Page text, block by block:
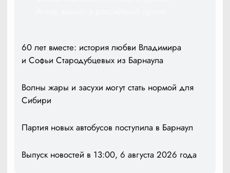
60 лет вместе: история любви Владимира
и Софьи Стародубцевых из Барнаула
Волны жары и засухи могут стать нормой для
Сибири
Партия новых автобусов поступила в Барнаул
Выпуск новостей в 13:00, 6 августа 2026 года